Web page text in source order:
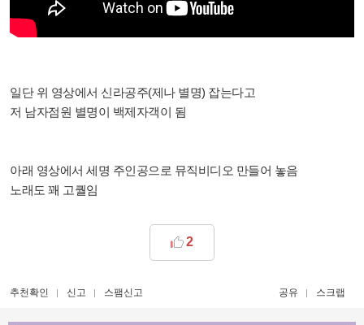
일단 위 영상에서 신라공주(제나 별명) 잡는다고
저 남자점원 별명이 백제자객이 됨
아래 영상에서 세명 주인공으로 뮤직비디오 만들어 놓음
노래도 꽤 고퀄임
2
추천확인 신고 스팸신고 공유 스크랩